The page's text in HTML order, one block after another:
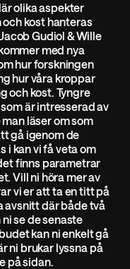
olika aspekter
kost hanteras
Gudiol & Wille
med nya
hur forskningen
hur våra kroppar
och kost. Tyngre
är intresserad av
läser om som
gå igenom de
i kan vi få veta om
finns parametrar
Vill ni höra mer av
vi er att ta en titt på
avsnitt där både två
se de senaste
kan ni enkelt gå
ni brukar lyssna på
på sidan.